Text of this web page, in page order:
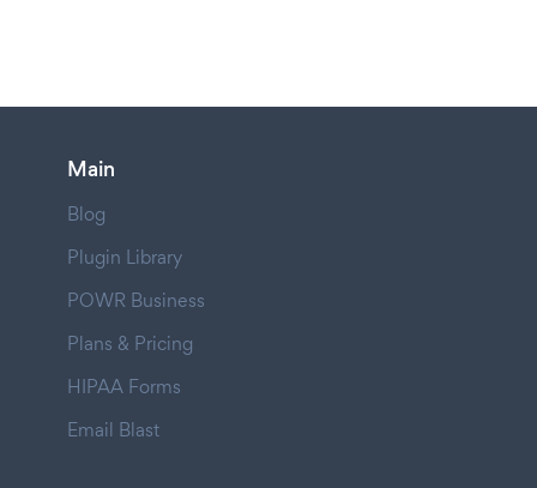
Main
Blog
Plugin Library
POWR Business
Plans & Pricing
HIPAA Forms
Email Blast